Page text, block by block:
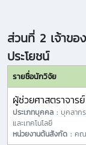
ส่วนที่ 2 เจ้าขอ
ประโยชน์
รายชื่อนักวิจัย
ผู้ช่วยศาสตราจา
ประเภทบุคคล : บุคลา
และเทคโนโลยี
หน่วยงานต้นสังกัด : คณ